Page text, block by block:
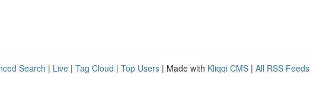
Search | Live | Tag Cloud | Top Users | Made with Kliqqi CMS | All RSS Feeds